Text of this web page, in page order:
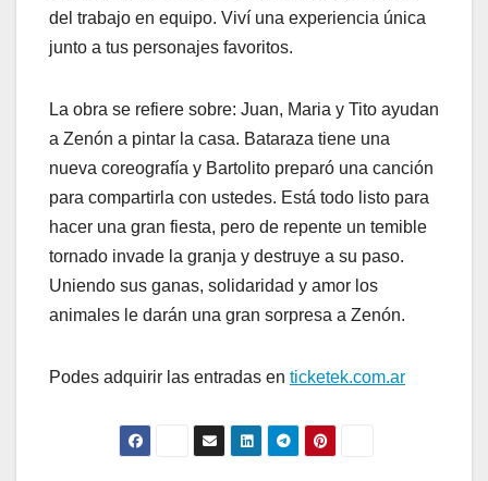
del trabajo en equipo. Viví una experiencia única
junto a tus personajes favoritos.
La obra se refiere sobre: Juan, Maria y Tito ayudan
a Zenón a pintar la casa. Bataraza tiene una
nueva coreografía y Bartolito preparó una canción
para compartirla con ustedes. Está todo listo para
hacer una gran fiesta, pero de repente un temible
tornado invade la granja y destruye a su paso.
Uniendo sus ganas, solidaridad y amor los
animales le darán una gran sorpresa a Zenón.
Podes adquirir las entradas en ticketek.com.ar